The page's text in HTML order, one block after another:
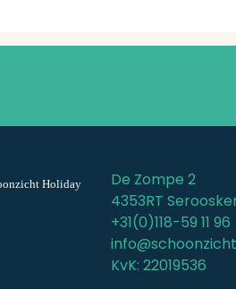
De Zompe 2
4353RT
+31(0)118-59 11 96
KvK: 22019536